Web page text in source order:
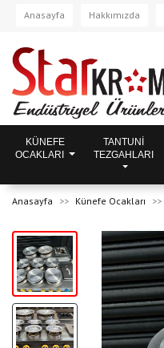
Anasayfa Hakkımızda
KÜNEFE
OCAKLARI
TANTUNİ
TEZGAHLARI
Anasayfa Künefe Ocakları